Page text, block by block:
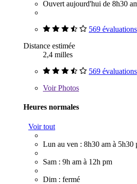
Ouvert aujourd'hui de 8h30
569 évaluations
Distance estimée
2,4 milles
569 évaluations
VoirPhotos
Heures normales
Voir tout
Lun au ven : 8h30 am à 5h30
Sam : 9h am à 12h pm
Dim : fermé